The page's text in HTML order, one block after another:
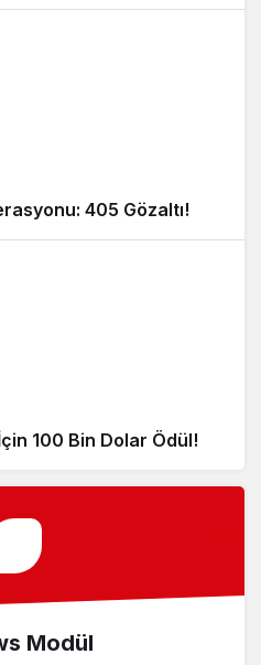
405 Gözaltı!
100 Bin Dolar Ödül!
Modül